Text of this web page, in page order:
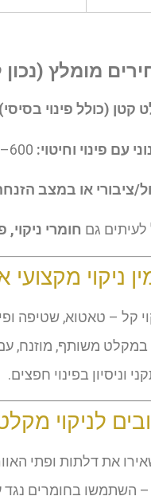
מומלץ (נכון ל-
קטן (כולל פינוי
עם פינוי וחיטוי:
ציבורי או במצב
גם חומרי
ניקוי
קל – טאטוא, שטיפה
משותף, מוזנח,
וניסיון בפינוי חפצים.
לניקוי
את דלתות ופתי
– השתמשו בחומרים נגד